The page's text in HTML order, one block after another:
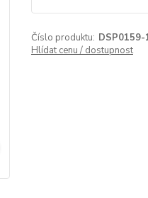
Číslo produktu: DSP0159-
Hlídat cenu / dostupnost